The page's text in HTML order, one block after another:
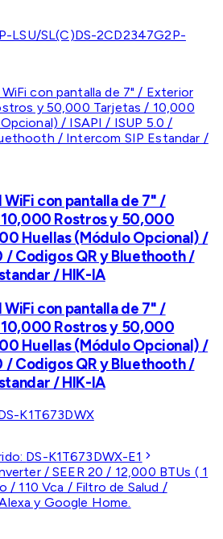
LSU/SL(C)DS-2CD2347G2P-
WiFi con pantalla de 7" /
Rostros y 50,000
Huellas (Módulo Opcional) /
/ Codigos QR y Bluethooth /
/ HIK-IA
WiFi con pantalla de 7" /
Rostros y 50,000
Huellas (Módulo Opcional) /
/ Codigos QR y Bluethooth /
/ HIK-IA
K1T673DWX
DS-K1T673DWX-E1